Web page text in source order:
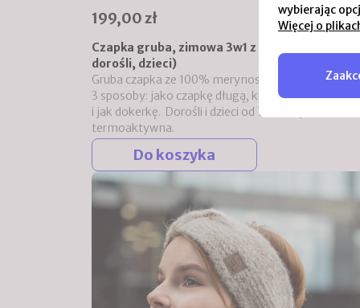
199,00 zł
Czapka gruba, zimowa 3w1 z merino (unisex,
dorośli, dzieci)
Gruba czapka ze 100% merynosa, którą można
3 sposoby: jako czapkę długą, klasycznie - raz
i jak dokerkę. Dorośli i dzieci od 7 roku życia. Nie
termoaktywna.
Do koszyka
wybierając
Więcej o